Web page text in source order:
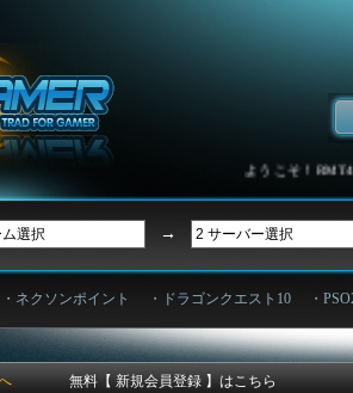
ようこそ！
→
・ネクソンポイント ・ドラゴンクエスト10 ・
へ 無料【 新規会員登録 】はこちら